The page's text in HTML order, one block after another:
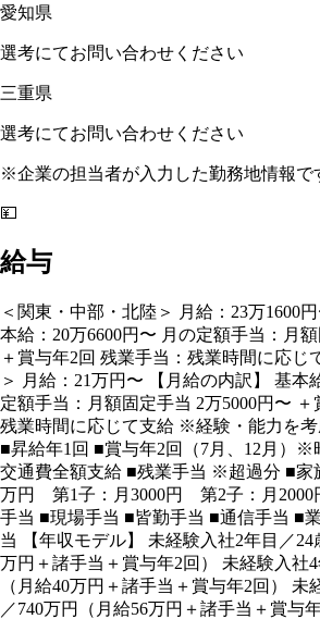
愛知県
選考にてお問い合わせください
三重県
選考にてお問い合わせください
※企業の担当者が入力した勤務地情報で
💴
給与
＜関東・中部・北陸＞ 月給：23万1600
本給：20万6600円〜 月の定額手当：月
＋賞与年2回 残業手当：残業時間に応じ
＞ 月給：21万円〜 【月給の内訳】 基本
定額手当：月額固定手当 2万5000円〜 ＋
残業時間に応じて支給 ※経験・能力を考
■昇給年1回 ■賞与年2回（7月、12月）※
交通費全額支給 ■残業手当 ※超過分 ■家
万円 第1子：月3000円 第2子：月2000
手当 ■現場手当 ■皆勤手当 ■通信手当 ■
当 【年収モデル】 未経験入社2年目／24
万円＋諸手当＋賞与年2回） 未経験入社
（月給40万円＋諸手当＋賞与年2回） 未
／740万円（月給56万円＋諸手当＋賞与